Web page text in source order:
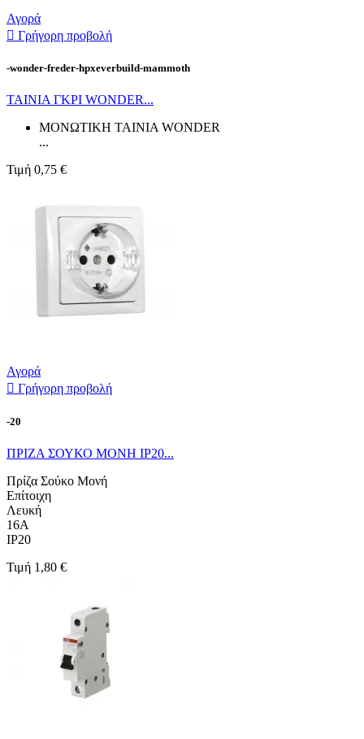
Αγορά
 Γρήγορη προβολή
-wonder-freder-hpxeverbuild-mammoth
ΤΑΙΝΙΑ ΓΚΡΙ WONDER...
ΜΟΝΩΤΙΚΗ ΤΑΙΝΙΑ WONDER
...
Τιμή 0,75 €
Αγορά
 Γρήγορη προβολή
-20
ΠΡΙΖΑ ΣΟΥΚΟ ΜΟΝΗ IP20...
Πρίζα Σούκο Μονή
Επίτοιχη
Λευκή
16A
IP20
Τιμή 1,80 €